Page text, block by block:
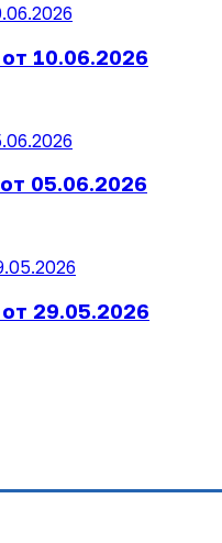
10.06.2026
05.06.2026
29.05.2026